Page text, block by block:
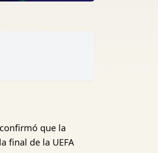
que la
final de la UEFA